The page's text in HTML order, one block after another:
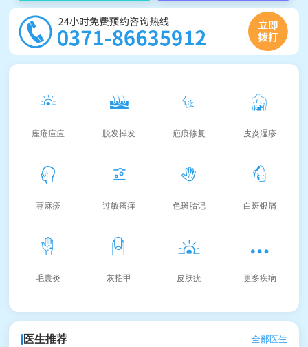
痤疮痘痘 脱发掉发 疤痕修复 皮炎湿疹
荨麻疹 过敏瘙痒 色斑胎记 白斑银屑
毛囊炎 灰指甲 皮肤疣 更多疾病
医生推荐 全部医生